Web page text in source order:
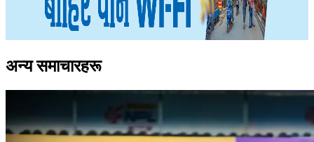
अन्य समाचारहरू